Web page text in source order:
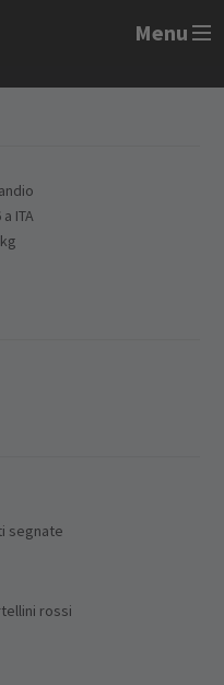
Menu
ITA
segnate
rossi